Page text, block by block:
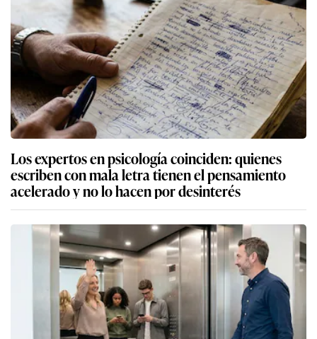
Los expertos en psicología coinciden: quienes
escriben con mala letra tienen el pensamiento
acelerado y no lo hacen por desinterés